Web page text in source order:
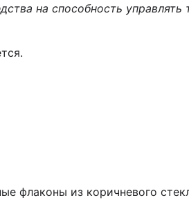
на способность
флаконы из коричневого